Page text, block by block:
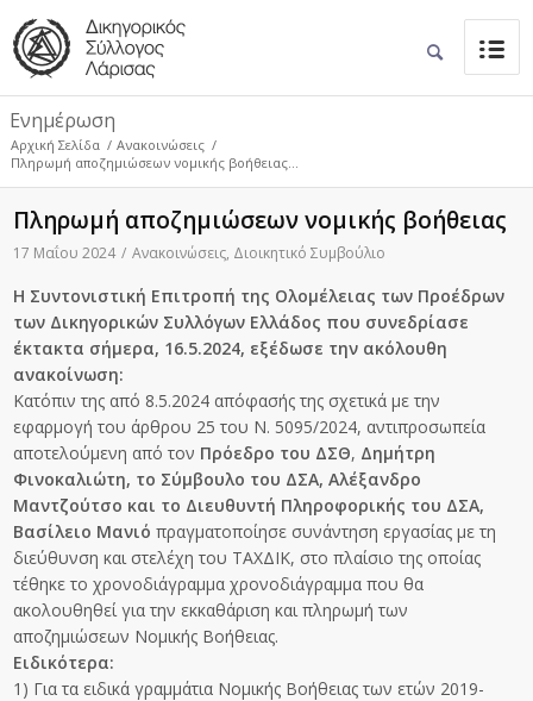
Ενημέρωση
Αρχική Σελίδα / Ανακοινώσεις /
Πληρωμή αποζημιώσεων νομικής βοήθειας...
Πληρωμή αποζημιώσεων νομικής βοήθειας
17 Μαΐου 2024 / Ανακοινώσεις, Διοικητικό Συμβούλιο
Η Συντονιστική Επιτροπή της Ολομέλειας των Προέδρων
των Δικηγορικών Συλλόγων Ελλάδος που συνεδρίασε
έκτακτα σήμερα, 16.5.2024, εξέδωσε την ακόλουθη
ανακοίνωση:
Κατόπιν της από 8.5.2024 απόφασής της σχετικά με την
εφαρμογή του άρθρου 25 του Ν. 5095/2024, αντιπροσωπεία
αποτελούμενη από τον Πρόεδρο του ΔΣΘ, Δημήτρη
Φινοκαλιώτη, το Σύμβουλο του ΔΣΑ, Αλέξανδρο
Μαντζούτσο και το Διευθυντή Πληροφορικής του ΔΣΑ,
Βασίλειο Μανιό πραγματοποίησε συνάντηση εργασίας με τη
διεύθυνση και στελέχη του ΤΑΧΔΙΚ, στο πλαίσιο της οποίας
τέθηκε το χρονοδιάγραμμα χρονοδιάγραμμα που θα
ακολουθηθεί για την εκκαθάριση και πληρωμή των
αποζημιώσεων Νομικής Βοήθειας.
Ειδικότερα:
1) Για τα ειδικά γραμμάτια Νομικής Βοήθειας των ετών 2019-